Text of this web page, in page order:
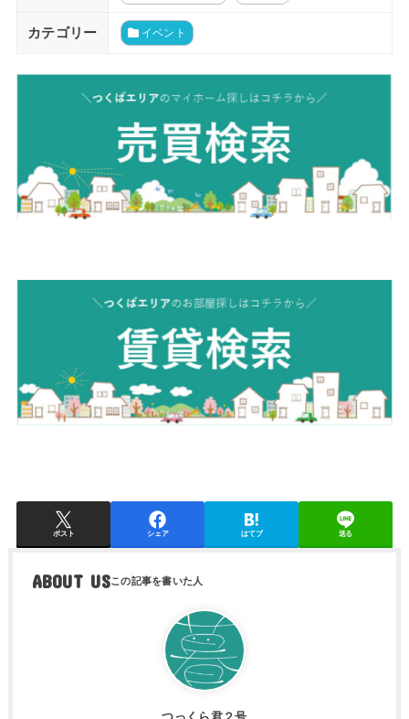
カテゴリー イベント
ポスト シェア はてブ 送る
ABOUT US